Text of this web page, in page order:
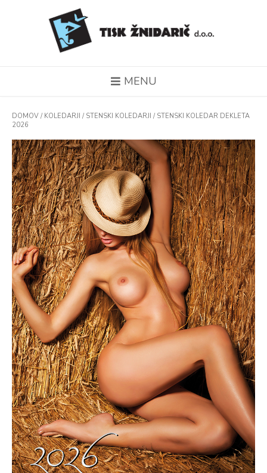
MENU
DOMOV / KOLEDARJI / STENSKI KOLEDARJI / STENSKI KOLEDAR DEKLETA
2026